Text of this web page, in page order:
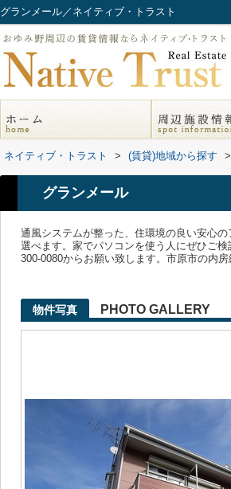
グランメール／ネイティブ・トラスト
ネイティブ・トラスト > (賃貸)地域から探す >
グランメール
通風システムが整った、住環境の良い安心
選べます。家でパソコンを使う人にぜひご
300-0080からお願い致します。市原市の内
物件写真 PHOTO GALLERY